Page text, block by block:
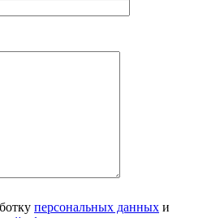
персональных данных и